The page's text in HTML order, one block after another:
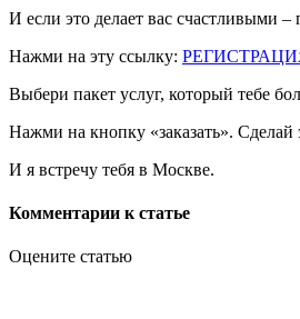
И если это делает вас счастливыми
Нажми на эту ссылку:
Выбери пакет услуг, который тебе
Нажми на кнопку «заказать». Сделай
И я встречу тебя в Москве.
Комментарии к статье
Оцените статью